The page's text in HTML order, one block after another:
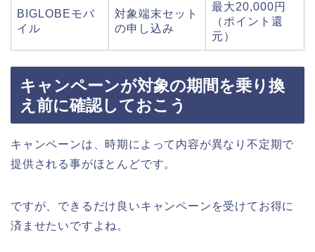
BIGLOBEモバ
イル
対象端末セット
の申し込み
最大20,000円
（ポイント還
元）
キャンペーンが対象の期間を乗り換
え前に確認しておこう
キャンペーンは、時期によって内容が異なり不定期で
提供される事がほとんどです。
ですが、できるだけ良いキャンペーンを受けてお得に
済ませたいですよね。